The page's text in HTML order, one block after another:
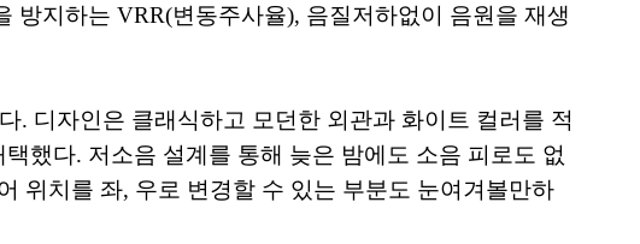
지하는 VRR(변동주사율), 음질저하없이 음원을 재생
. 디자인은 클래식하고 모던한 외관과 화이트 컬러를 적
했다. 저소음 설계를 통해 늦은 밤에도 소음 피로도 없
위치를 좌, 우로 변경할 수 있는 부분도 눈여겨볼만하